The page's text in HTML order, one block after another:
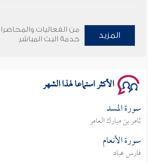
سلسلة محاضرات نفحات رمضانية 1444هـ
المزيد
من الفعاليات
خدمة البث المباشر
الأكثر استماعا لهذا الشهر
سورة المسد
ثامر بن مبارك العامر
سورة الأنعام
فارس عباد